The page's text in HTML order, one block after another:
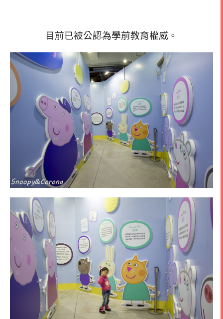
目前已被公認為學前教育權威。